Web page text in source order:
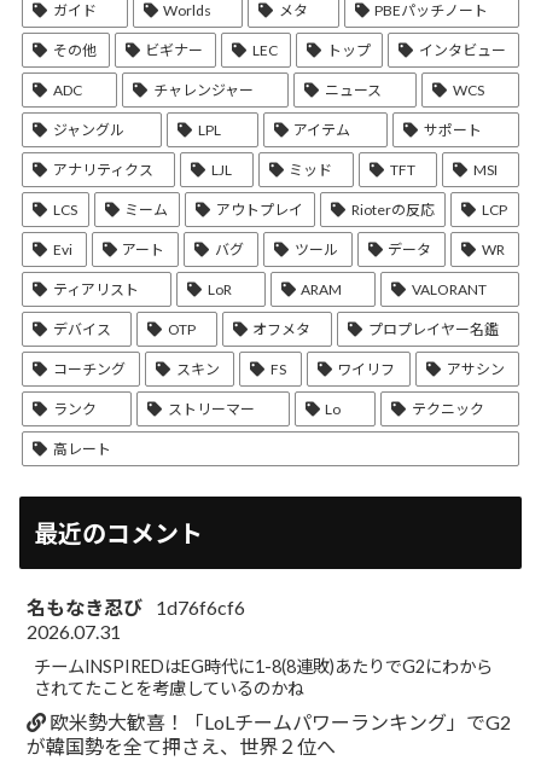
ガイド Worlds メタ PBEパッチノート
その他 ビギナー LEC トップ インタビュー
ADC チャレンジャー ニュース WCS
ジャングル LPL アイテム サポート
アナリティクス LJL ミッド TFT MSI
LCS ミーム アウトプレイ Rioterの反応 LCP
Evi アート バグ ツール データ WR
ティアリスト LoR ARAM VALORANT
デバイス OTP オフメタ プロプレイヤー名鑑
コーチング スキン FS ワイリフ アサシン
ランク ストリーマー Lo テクニック
高レート
最近のコメント
名もなき忍び
1d76f6cf6
2026.07.31
チームINSPIREDはEG時代に1-8(8連敗)あたりでG2にわから
されてたことを考慮しているのかね
欧米勢大歓喜！「LoLチームパワーランキング」でG2
が韓国勢を全て押さえ、世界２位へ